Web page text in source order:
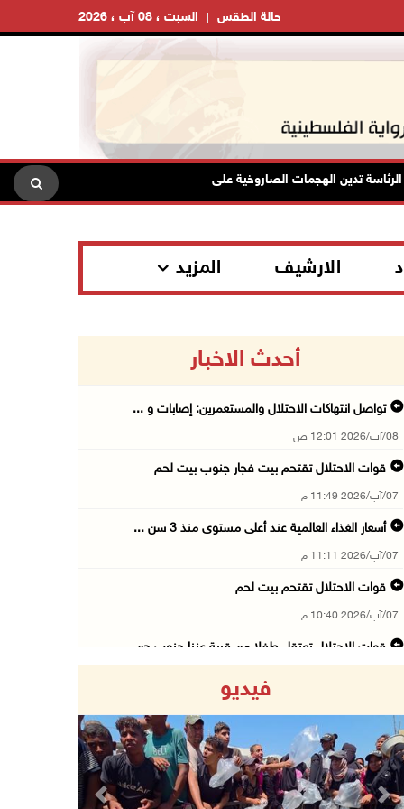
السبت ، 08 آب ، 2026 حالة الطقس
تدين الهجمات الصاروخية على المملكة العربية السعودية والجمهورية اليمنية
الارشيف المزيد
أحدث الاخبار
تواصل انتهاكات الاحتلال والمستعمرين: إصابات و ...
08/آب/2026 12:01 ص
قوات الاحتلال تقتحم بيت فجار جنوب بيت لحم
07/آب/2026 11:49 م
أسعار الغذاء العالمية عند أعلى مستوى منذ 3 سن ...
07/آب/2026 11:11 م
قوات الاحتلال تقتحم بيت لحم
07/آب/2026 10:40 م
قوات الاحتلال تعتقل طفلا من قرية عنزا جنوب جن ...
07/آب/2026 10:15 م
الاحتلال يعيق تنقل المواطنين ويقتحم بلدات شرق ...
07/آب/2026 08:52 م
فيديو
Previous Next